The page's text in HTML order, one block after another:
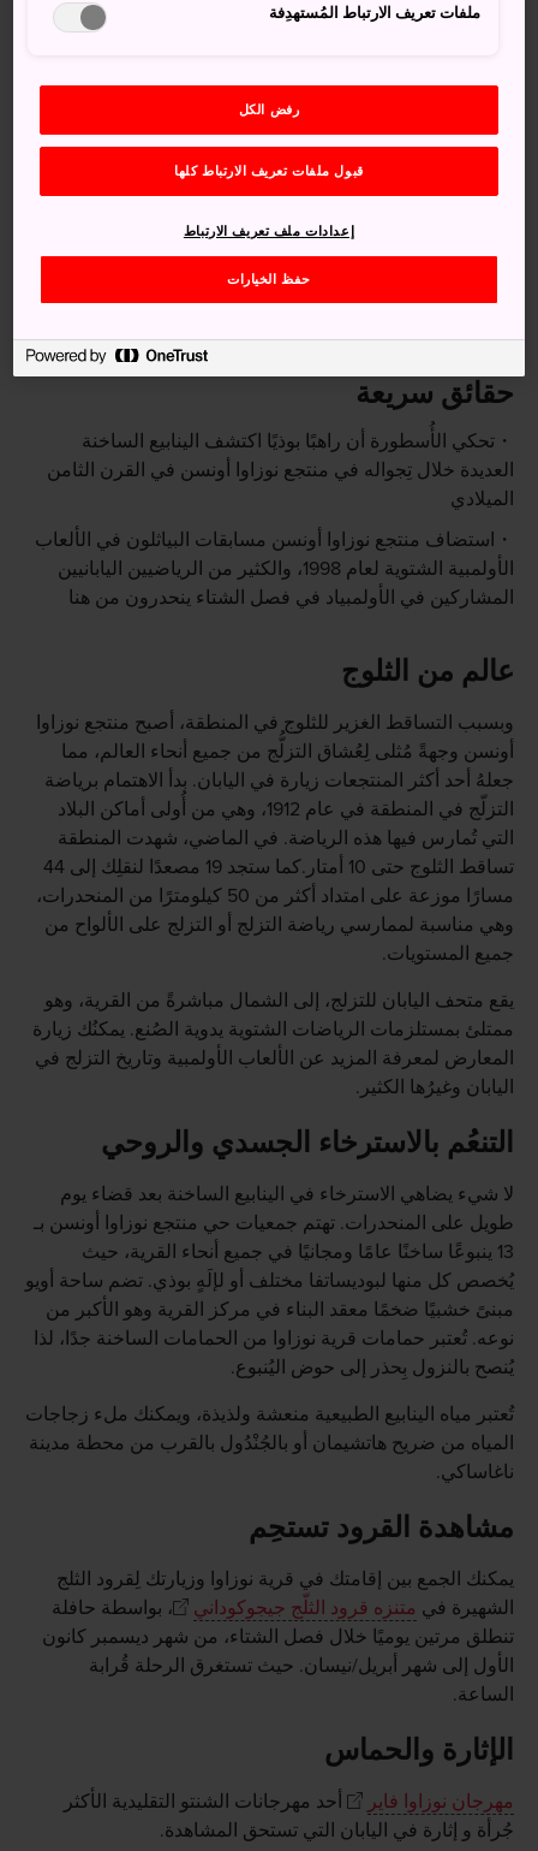
طوكيو، ستوفِر لك حافلة الثلج المكوكية ناجانو وصولًا مباشرًا
ساعات. تستمر الحافلات في طريقها من قرية نوزاوا وصولًا إلى
منتجعات ناجانو للتزلج
فيقرية هاكوبا ومنتجعشيغا كوغين
إلى إياما (ساعة و40 دقيقة)، ثم ركوب حافلة خط منتجع
نوزاوا أونسن (25 دقيقة).
وتتوفَّر حافلات في فصل الشتاء من مدينة أوساكا ومدينة كيوتو
وناغويا.
حقائق سريعة
تحكي الأُسطورة أن راهبًا بوذيًا اكتشف الينابيع الساخنة
العديدة خلال تِجواله في منتجع نوزاوا أونسن في القرن الثامن
الميلادي
استضاف منتجع نوزاوا أونسن مسابقات البياثلون في الألعاب
الأولمبية الشتوية لعام 1998، والكثير من الرياضيين اليابانيين
المشاركين في الأولمبياد في فصل الشتاء ينحدرون من هنا
عالم من الثلوج
وبسبب التساقط الغزير للثلوج في المنطقة، أصبح منتجع نوزاوا
أونسن وجهةً مُثلى لِعُشاق التزلُّج من جميع أنحاء العالم، مما
جعلهُ أحد أكثر المنتجعات زيارة في اليابان. بدأ الاهتمام برياضة
التزلّج في المنطقة في عام 1912، وهي من أُولى أماكن البلاد
التي تُمارس فيها هذه الرياضة. في الماضي، شهدت المنطقة
تساقط الثلوج حتى 10 أمتار.كما ستجد 19 مصعدًا لنقلِك إلى 44
مسارًا موزعة على امتداد أكثر من 50 كيلومترًا من المنحدرات،
وهي مناسبة لممارسي رياضة التزلج أو التزلج على الألواح من
جميع المستويات.
يقع متحف اليابان للتزلج، إلى الشمال مباشرةً من القرية، وهو
ممتلئ بمستلزمات الرياضات الشتوية يدوية الصُنع. يمكنُك زيارة
المعارض لمعرفة المزيد عن الألعاب الأولمبية وتاريخ التزلج في
اليابان وغيرُها الكثير.
التنعُم بالاسترخاء الجسدي والروحي
لا شيء يضاهي الاسترخاء في الينابيع الساخنة بعد قضاء يوم
طويل على المنحدرات. تهتم جمعيات حي منتجع نوزاوا أونسن بـ
13 ينبوعًا ساخنًا عامًا ومجانيًا في جميع أنحاء القرية، حيث
يُخصص كل منها لبوديساتفا مختلف أو لإلَهٍ بوذي. تضم ساحة أويو
مبنىً خشبيًا ضخمًا معقد البناء في مركز القرية وهو الأكبر من
نوعه. تُعتبر حمامات قرية نوزاوا من الحمامات الساخنة جدًا، لذا
يُنصح بالنزول بِحذر إلى حوض اليُنبوع.
تُعتبر مياه الينابيع الطبيعية منعشة ولذيذة، ويمكنك ملء زجاجات
المياه من ضريح هاتشيمان أو بالجُنْدُول بالقرب من محطة مدينة
ناغاساكي.
مشاهدة القرود تستحِم
يمكنك الجمع بين إقامتك في قرية نوزاوا وزيارتك لِقرود الثلج
الشهيرة في متنزه قرود الثلّج جيجوكوداني
، بواسطة حافلة
تنطلق مرتين يوميًا خلال فصل الشتاء، من شهر ديسمبر كانون
الأول إلى شهر أبريل/نيسان. حيث تستغرق الرحلة قُرابة
الساعة.
الإثارة والحماس
مهرجان نوزاوا فاير
أحد مهرجانات الشنتو التقليدية الأكثر
جُرأة و إثارة في اليابان التي تستحق المشاهدة.
ملفات تعريف الارتباط المُستهدِفة
رفض الكل
قبول ملفات تعريف الارتباط كلها
حفظ الخيارات
إعدادات ملف تعريف الارتباط